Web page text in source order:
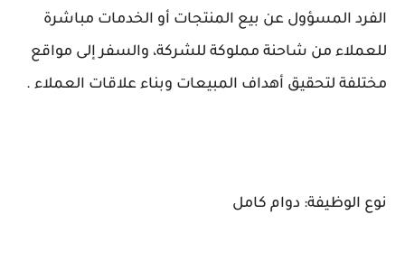
الفرد المسؤول عن بيع المنتجات أو الخدمات مباشرة
للعملاء من شاحنة مملوكة للشركة، والسفر إلى مواقع
مختلفة لتحقيق أهداف المبيعات وبناء علاقات العملاء .
نوع الوظيفة: دوام كامل